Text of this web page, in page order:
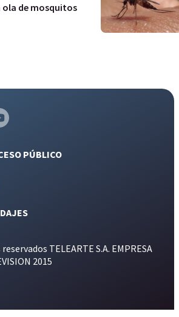
de mosquitos
PÚBLICO
TELEARTE S.A. EMPRESA
2015